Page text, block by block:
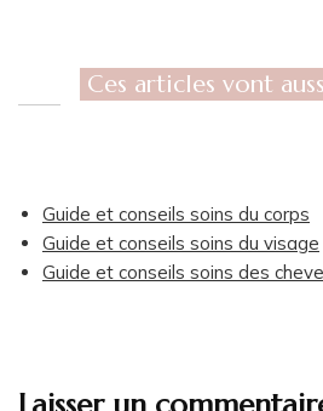
Ces articles vont
Guide et conseils soins du corps
Guide et conseils soins du visage
Guide et conseils soins des